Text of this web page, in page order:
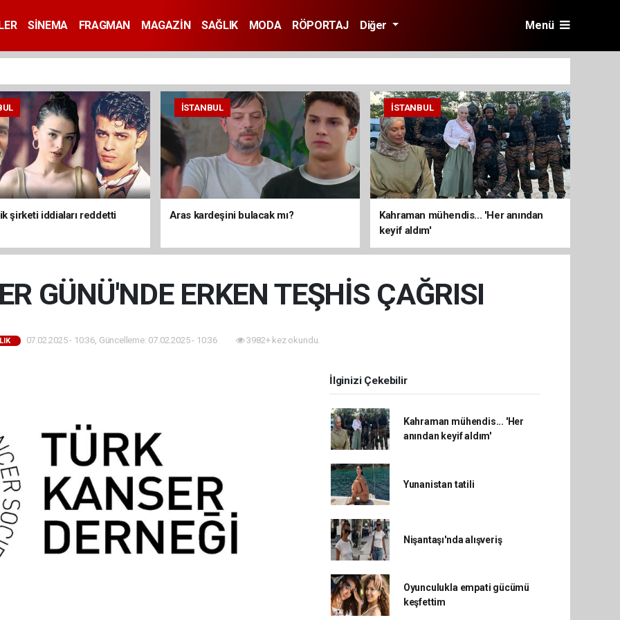
SİNEMA FRAGMAN MAGAZİN SAĞLIK MODA RÖPORTAJ Diğer Menü
şirketi iddiaları reddetti
İSTANBUL
Aras kardeşini bulacak mı?
İSTANBUL
Kahraman mühendis... 'Her anından
keyif aldım'
GÜNÜ'NDE ERKEN TEŞHİS ÇAĞRISI
07.02.2025 - 10:36, Güncelleme: 07.02.2025 - 10:36 3982+ kez okundu.
İlginizi Çekebilir
Kahraman mühendis... 'Her
anından keyif aldım'
Yunanistan tatili
Nişantaşı'nda alışveriş
Oyunculukla empati gücümü
keşfettim